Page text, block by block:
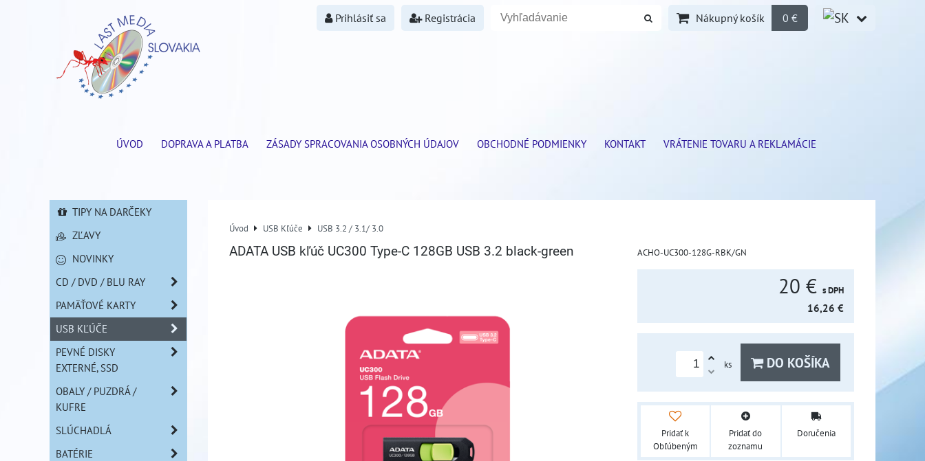
Prihlásiť sa Registrácia Nákupný košík 0 €
ÚVOD DOPRAVA A PLATBA ZÁSADY SPRACOVANIA OSOBNÝCH ÚDAJOV OBCHODNÉ PODMIENKY KONTAKT VRÁTENIE TOVARU A REKLAMÁCIE
Úvod USB Kľúče USB 3.2 / 3.1/ 3.0
ADATA USB kľúč UC300 Type-C 128GB USB 3.2 black-green ACHO-UC300-128G-RBK/GN
20 € s DPH
16,26 €
ks DO KOŠÍKA
Pridať k
Obľúbeným
Pridať do
zoznamu
Doručenia
TIPY NA DARČEKY
ZĽAVY
NOVINKY
CD / DVD / BLU RAY
PAMÄŤOVÉ KARTY
USB KĽÚČE
PEVNÉ DISKY
EXTERNÉ, SSD
OBALY / PUZDRÁ /
KUFRE
SLÚCHADLÁ
BATÉRIE